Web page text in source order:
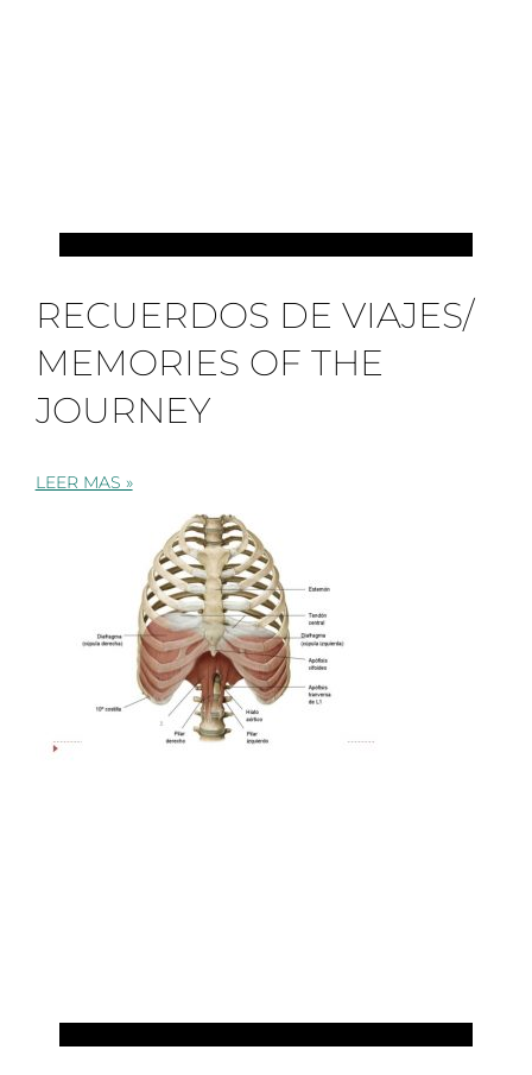
RECUERDOS DE VIAJES/
MEMORIES OF THE
JOURNEY
LEER MAS »